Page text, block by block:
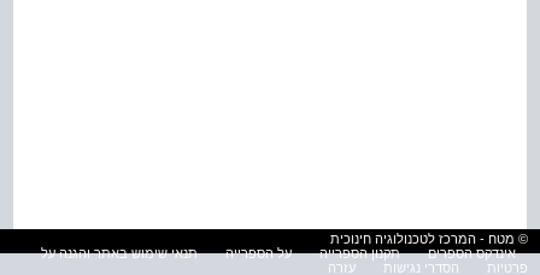
© מטח - המרכז לטכנולוגיה חינוכית
אינדקס הספרים
תקנון הספרייה על הספרייה
תנאי שימוש באתר והגנה על
פרטיות
הסדרי נגישות עזרה